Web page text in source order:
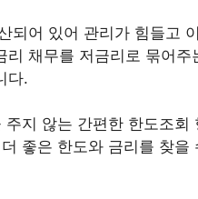
되어 있어 관리가 힘들고
리 채무를 저금리로 묶어
다.
지 않는 간편한 한도조회
좋은 한도와 금리를 찾을